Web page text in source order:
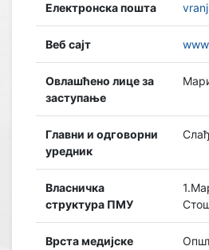
Електронска пошта
Веб сајт
Овлашћено лице за
заступање
Главни и одговорни
уредник
Власничка
структура ПМУ
Врста медијске